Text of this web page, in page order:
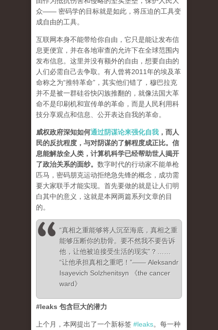
众—— 密码学的目标就是如此，将压迫的工具变
成自由的工具。
互联网本身不能带给你自由，它只是能让发布信
息更便宜，并在各地审查的允许下在全球范围内
发布信息。这里并没有额外的自由，想要自由的
人们必需自己去争取。有人曾将2011年的埃及革
命称之为“推特革命”，其实他们错了，穆巴拉克
并不是被一群硅谷快闪族推翻的，就像法国大革
命不是印刷机和宣传单的革命，而是人民利用科
技分享观点和信息、公开表达自我的革命。
威权政府深知如何通过阴谋论来强化自我 ，而人
民的反抗程度，与对阴谋的了解程度成正比。信
息能解放全人类，计算机科学已经帮助世人揭开
了政治关系的面纱。 数字时代的行动家不能单枪
匹马，密码朋克运动拒绝急先锋的概念，成功需
要大家联手才能实现。首先要做的就是让人们明
白其中的意义，这就是本网两篇系列文章的目
的。
“真相之重能够将人沉至海底，真相之重
能够压断你的肋骨。要不然我不要告诉
他，让他被迫接受生活的现实”？……
“让他承担真相之重吧！”—— Aleksandr
Isayevich Solzhenitsyn 《the cancer
ward》
#leaks 包含巨大的潜力
上个月，本网提出了一个新标签 #leaks。每一种